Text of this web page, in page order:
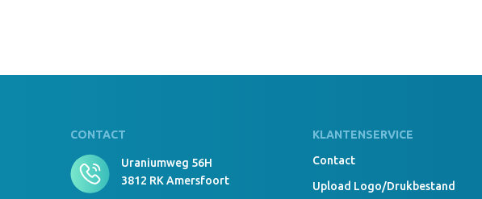
CONTACT
Uraniumweg 56H
3812 RK Amersfoort
KLANTENSERVICE
Contact
Upload Logo/drukbestand